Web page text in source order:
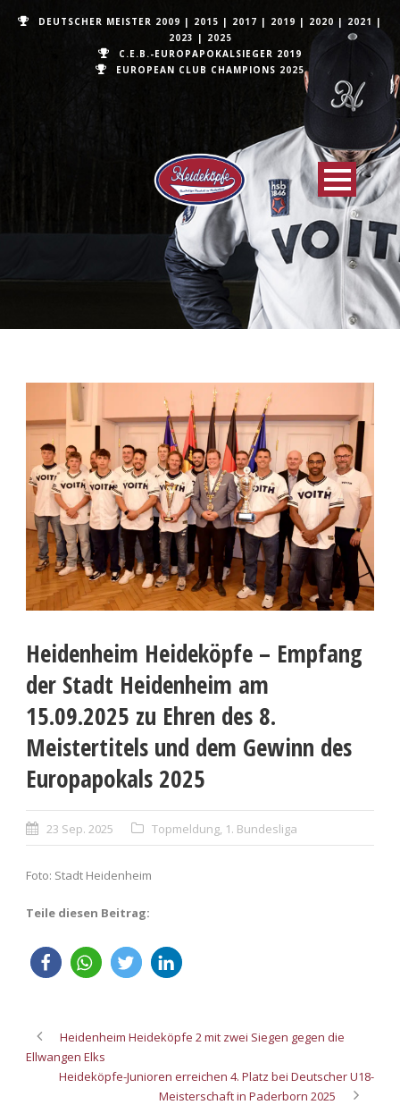
DEUTSCHER MEISTER 2009 | 2015 | 2017 | 2019 | 2020 | 2021 |
2023 | 2025
C.E.B.-EUROPAPOKALSIEGER 2019
EUROPEAN CLUB CHAMPIONS 2025
Heidenheim Heideköpfe – Empfang
der Stadt Heidenheim am
15.09.2025 zu Ehren des 8.
Meistertitels und dem Gewinn des
Europapokals 2025
23 Sep. 2025 Topmeldung, 1. Bundesliga
Foto: Stadt Heidenheim
Teile diesen Beitrag:
Heidenheim Heideköpfe 2 mit zwei Siegen gegen die
Ellwangen Elks
Heideköpfe-Junioren erreichen 4. Platz bei Deutscher U18-
Meisterschaft in Paderborn 2025